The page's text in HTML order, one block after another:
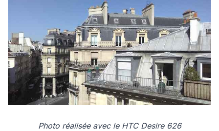
Photo réalisée avec le HTC Desire 626